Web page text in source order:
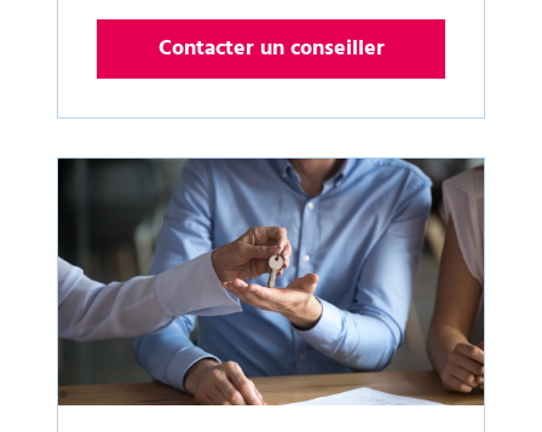
Contacter un conseiller